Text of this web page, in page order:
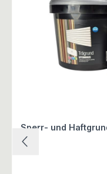
Sperr- und